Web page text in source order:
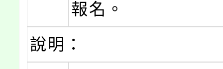
報名。
說明：